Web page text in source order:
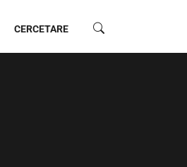
CERCETARE